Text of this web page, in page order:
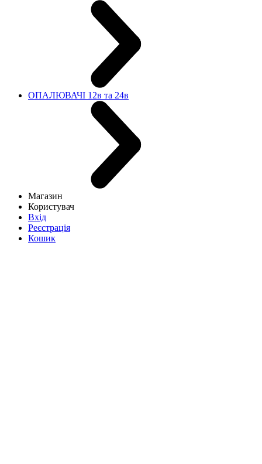
ОПАЛЮВАЧІ 12в та 24в
Магазин
Користувач
Вхід
Реєстрація
Кошик